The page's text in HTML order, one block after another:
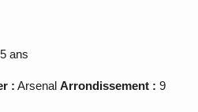
ans
: ArsenalArrondissement : 9